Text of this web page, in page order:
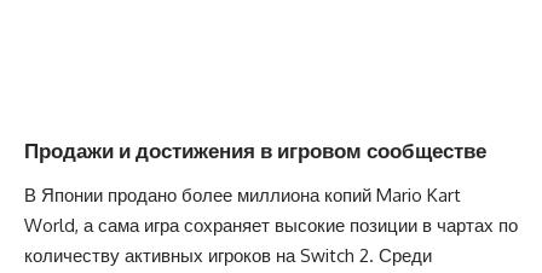
Продажи и достижения в игровом сообществе
В Японии продано более миллиона копий Mario Kart
World, а сама игра сохраняет высокие позиции в чартах по
количеству активных игроков на Switch 2. Среди